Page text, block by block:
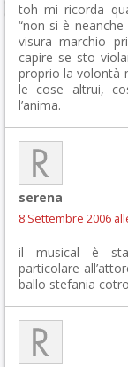
toh mi ricorda
“non si è
visura marchio
capire se sto
proprio la volontà
le cose altrui,
l’anima.
serena
8 Settembre 2006
il musical è
particolare
ballo stefania